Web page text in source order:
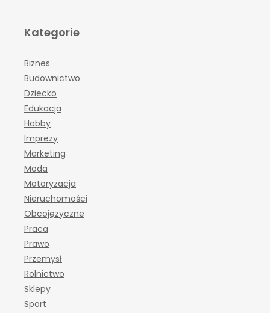
Kategorie
Biznes
Budownictwo
Dziecko
Edukacja
Hobby
Imprezy
Marketing
Moda
Motoryzacja
Nieruchomości
Obcojęzyczne
Praca
Prawo
Przemysł
Rolnictwo
Sklepy
Sport